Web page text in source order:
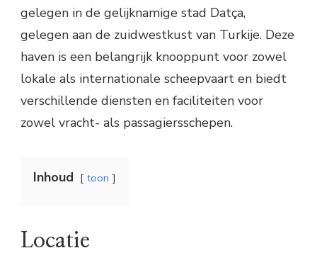
gelegen in de gelijknamige stad Datça,
gelegen aan de zuidwestkust van Turkije. Deze
haven is een belangrijk knooppunt voor zowel
lokale als internationale scheepvaart en biedt
verschillende diensten en faciliteiten voor
zowel vracht- als passagiersschepen.
Inhoud toon
Locatie